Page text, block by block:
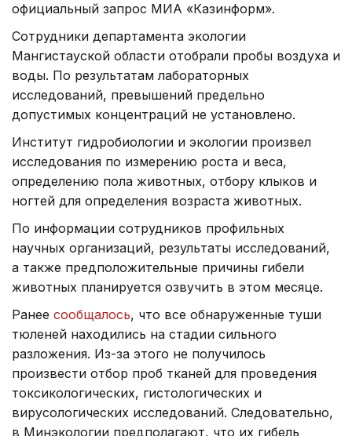
официальный запрос МИА «Казинформ».
Сотрудники департамента экологии
Мангистауской области отобрали пробы воздуха и
воды. По результатам лабораторных
исследований, превышений предельно
допустимых концентраций не установлено.
Институт гидробиологии и экологии произвел
исследования по измерению роста и веса,
определению пола животных, отбору клыков и
ногтей для определения возраста животных.
По информации сотрудников профильных
научных организаций, результаты исследований,
а также предположительные причины гибели
животных планируется озвучить в этом месяце.
Ранее сообщалось, что все обнаруженные туши
тюленей находились на стадии сильного
разложения. Из-за этого не получилось
произвести отбор проб тканей для проведения
токсикологических, гистологических и
вирусологических исследований. Следовательно,
в Минэкологии предполагают, что их гибель